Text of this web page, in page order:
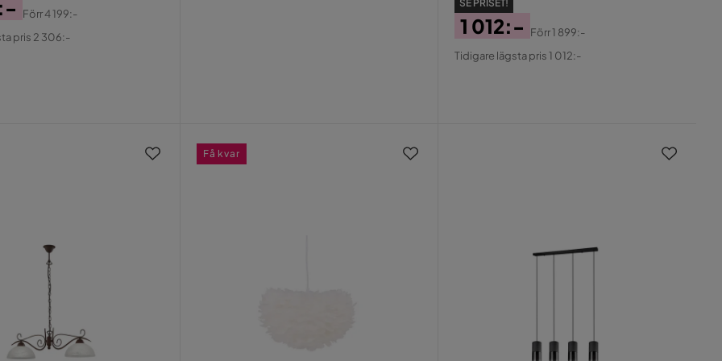
Förr4 199:-
pris 2 306:-
SE PRISET!
Pris
1 012:-
Original
Förr1 899:-
Tidigare lägsta pris 1 012:-
Få kvar